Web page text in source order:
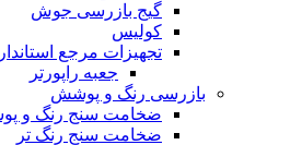
گیج بازرسی جوش
کولیس
تجهیزات مرجع
جعبه راپورتر
بازرسی رنگ و پوشش
ضخامت سنج رنگ و
ضخامت سنج رنگ تر